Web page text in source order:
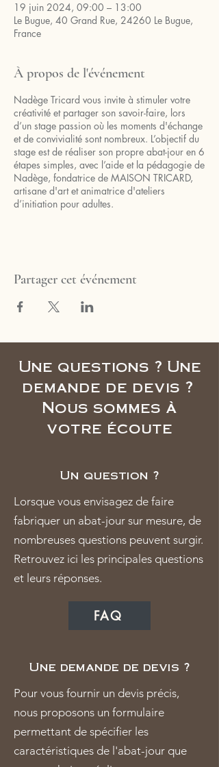
19 juin 2024, 09:00 – 13:00
Le Bugue, 40 Grand Rue, 24260 Le Bugue,
France
À propos de l'événement
Nadège Tricard vous invite à stimuler votre
créativité et partager son savoir-faire, lors
d’un stage passion où les moments d'échange
et de convivialité sont nombreux. L’objectif du
stage est de réaliser son propre abat-jour en 6
étapes simples, avec l’aide et la pédagogie de
Nadège, fondatrice de MAISON TRICARD,
artisane d'art et animatrice d'ateliers
d’initiation pour adultes.
Partager cet événement
Une questions ? Une
demande de devis ?
Nous sommes à
votre écoute
Un question ?
Lorsque vous envisagez de faire
fabriquer un abat-jour sur mesure, de
nombreuses questions peuvent surgir.
Retrouvez ici les principales questions
et leurs réponses.
FAQ
Une demande de devis ?
Pour vous fournir un devis précis,
nous proposons un formulaire
permettant de spécifier les
caractéristiques de l'abat-jour que